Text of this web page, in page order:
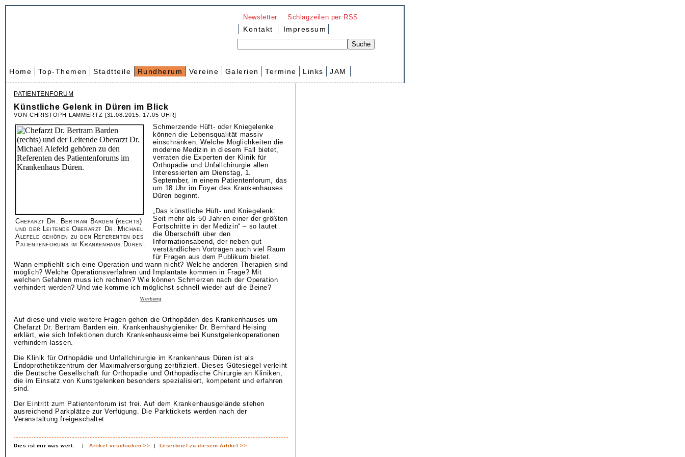
Newsletter Schlagzeilen per RSS
Kontakt Impressum
Home Top-Themen Stadtteile Rundherum Vereine Galerien Termine Links JAM
PATIENTENFORUM
Künstliche Gelenk in Düren im Blick
VON CHRISTOPH LAMMERTZ [31.08.2015, 17.05 UHR]
Chefarzt Dr. Bertram Barden (rechts)
und der Leitende Oberarzt Dr. Michael
Alefeld gehören zu den Referenten des
Patientenforums im Krankenhaus Düren.
Schmerzende Hüft- oder Kniegelenke
können die Lebensqualität massiv
einschränken. Welche Möglichkeiten die
moderne Medizin in diesem Fall bietet,
verraten die Experten der Klinik für
Orthopädie und Unfallchirurgie allen
Interessierten am Dienstag, 1.
September, in einem Patientenforum, das
um 18 Uhr im Foyer des Krankenhauses
Düren beginnt.
„Das künstliche Hüft- und Kniegelenk:
Seit mehr als 50 Jahren einer der größten
Fortschritte in der Medizin“ – so lautet
die Überschrift über den
Informationsabend, der neben gut
verständlichen Vorträgen auch viel Raum
für Fragen aus dem Publikum bietet.
Wann empfiehlt sich eine Operation und wann nicht? Welche anderen Therapien sind
möglich? Welche Operationsverfahren und Implantate kommen in Frage? Mit
welchen Gefahren muss ich rechnen? Wie können Schmerzen nach der Operation
verhindert werden? Und wie komme ich möglichst schnell wieder auf die Beine?
Werbung
Auf diese und viele weitere Fragen gehen die Orthopäden des Krankenhauses um
Chefarzt Dr. Bertram Barden ein. Krankenhaushygieniker Dr. Bernhard Heising
erklärt, wie sich Infektionen durch Krankenhauskeime bei Kunstgelenkoperationen
verhindern lassen.
Die Klinik für Orthopädie und Unfallchirurgie im Krankenhaus Düren ist als
Endoprothetikzentrum der Maximalversorgung zertifiziert. Dieses Gütesiegel verleiht
die Deutsche Gesellschaft für Orthopädie und Orthopädische Chirurgie an Kliniken,
die im Einsatz von Kunstgelenken besonders spezialisiert, kompetent und erfahren
sind.
Der Eintritt zum Patientenforum ist frei. Auf dem Krankenhausgelände stehen
ausreichend Parkplätze zur Verfügung. Die Parktickets werden nach der
Veranstaltung freigeschaltet.
Dies ist mir was wert: |Artikel veschicken >> | Leserbrief zu diesem Artikel >>